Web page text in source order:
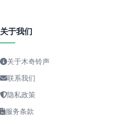
关于我们
关于木奇铃声
联系我们
隐私政策
服务条款